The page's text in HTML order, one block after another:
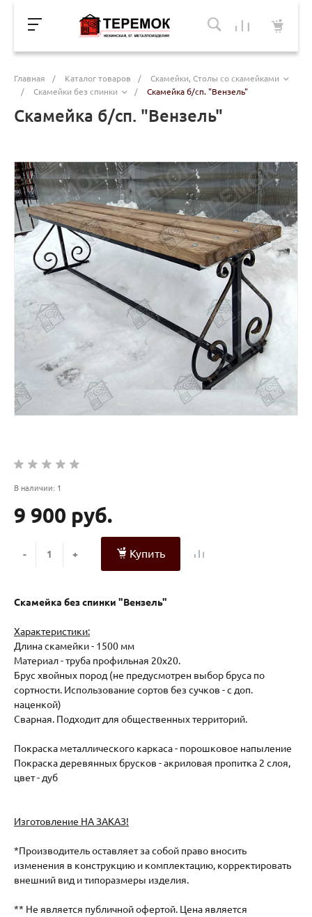
Главная / Каталог товаров /
Скамейки, Столы со скамейками
/
Скамейки без спинки / Скамейка б/сп. "Вензель"
Скамейка б/сп. "Вензель"
В наличии: 1
9 900 руб.
- + Купить
Скамейка без спинки "Вензель"
Характеристики:
Длина скамейки - 1500 мм
Материал - труба профильная 20х20.
Брус хвойных пород (не предусмотрен выбор бруса по
сортности. Использование сортов без сучков - с доп.
наценкой)
Сварная. Подходит для общественных территорий.
Покраска металлического каркаса - порошковое напыление
Покраска деревянных брусков - акриловая пропитка 2 слоя,
цвет - дуб
Изготовление НА ЗАКАЗ!
*Производитель оставляет за собой право вносить
изменения в конструкцию и комплектацию, корректировать
внешний вид и типоразмеры изделия.
** Не является публичной офертой. Цена является